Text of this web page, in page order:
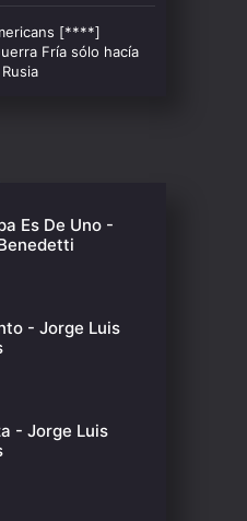
[****]
Fría sólo hacía
Es De Uno -
- Jorge Luis
- Jorge Luis